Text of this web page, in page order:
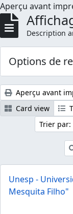
Aperçu avant
Description
Options de
Aperçu avant
Card view
Trier
Unesp -
Mesquita Filho"